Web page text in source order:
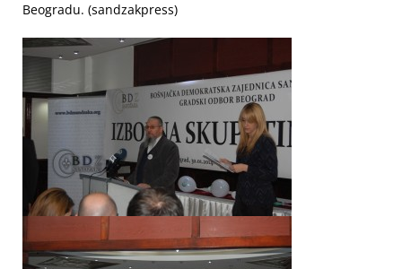
Beogradu. (sandzakpress)